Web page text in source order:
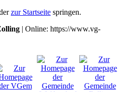
zur Startseite springen.
| Online: https://www.vg-